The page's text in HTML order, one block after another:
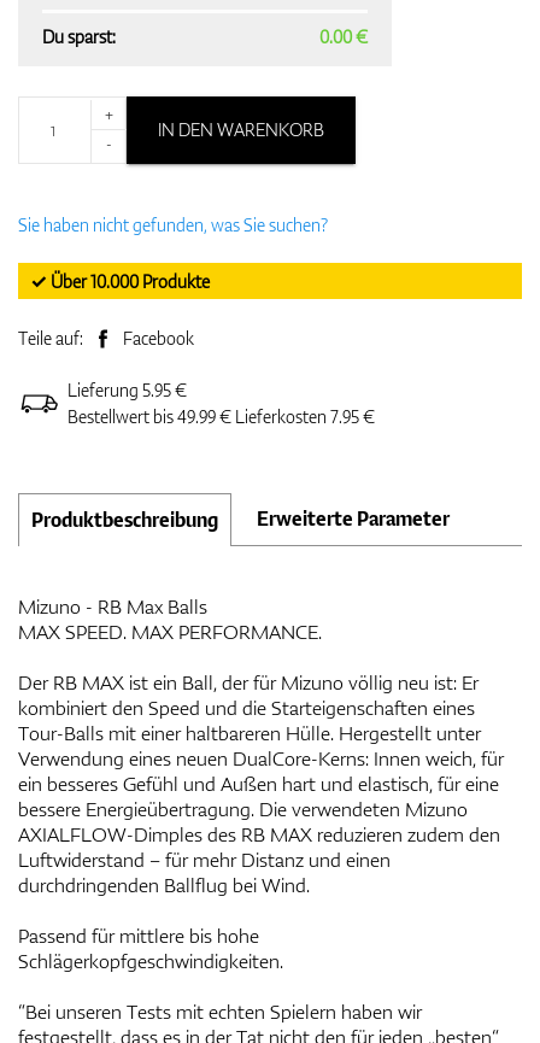
Du sparst: 0.00 €
+
-
IN DEN WARENKORB
Sie haben nicht gefunden, was Sie suchen?
✓ Über 10.000 Produkte
Teile auf: Facebook
Lieferung 5.95 €
Bestellwert bis 49.99 € Lieferkosten 7.95 €
Produktbeschreibung Erweiterte Parameter
Mizuno - RB Max Balls
MAX SPEED. MAX PERFORMANCE.
Der RB MAX ist ein Ball, der für Mizuno völlig neu ist: Er
kombiniert den Speed und die Starteigenschaften eines
Tour-Balls mit einer haltbareren Hülle. Hergestellt unter
Verwendung eines neuen DualCore-Kerns: Innen weich, für
ein besseres Gefühl und Außen hart und elastisch, für eine
bessere Energieübertragung. Die verwendeten Mizuno
AXIALFLOW-Dimples des RB MAX reduzieren zudem den
Luftwiderstand – für mehr Distanz und einen
durchdringenden Ballflug bei Wind.
Passend für mittlere bis hohe
Schlägerkopfgeschwindigkeiten.
“Bei unseren Tests mit echten Spielern haben wir
festgestellt, dass es in der Tat nicht den für jeden „besten“